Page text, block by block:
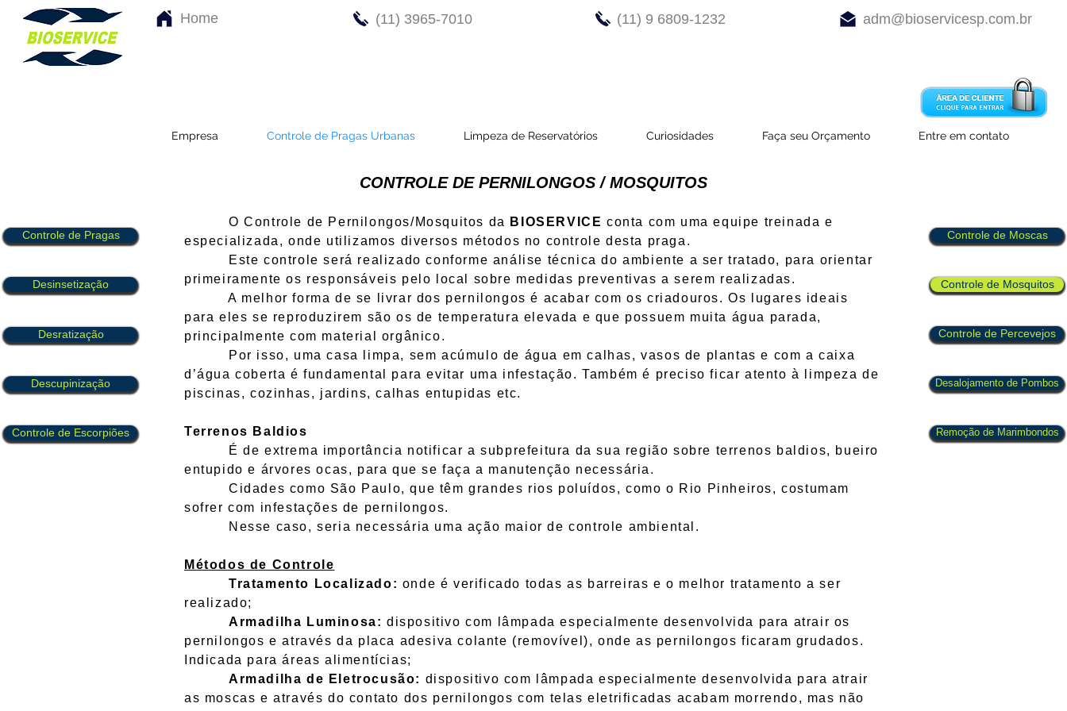
Home (11) 3965-7010 (11) 9 6809-1232 adm@bioservicesp.com.br
Empresa Controle de Pragas Urbanas Limpeza de Reservatórios Curiosidades Faça seu Orçamento Entre em contato
Controle de Pragas
Desinsetização
Desratização
Descupinização
Controle de Escorpiões
CONTROLE DE PERNILONGOS / MOSQUITOS
O Controle de Pernilongos/Mosquitos da BIOSERVICE conta com uma equipe treinada e
especializada, onde utilizamos diversos métodos no controle desta praga.
Este controle será realizado conforme análise técnica do ambiente a ser tratado, para orientar
primeiramente os responsáveis pelo local sobre medidas preventivas a serem realizadas.
A melhor forma de se livrar dos pernilongos é acabar com os criadouros. Os lugares ideais
para eles se reproduzirem são os de temperatura elevada e que possuem muita água parada,
principalmente com material orgânico.
Por isso, uma casa limpa, sem acúmulo de água em calhas, vasos de plantas e com a caixa
d’água coberta é fundamental para evitar uma infestação. Também é preciso ficar atento à limpeza de
piscinas, cozinhas, jardins, calhas entupidas etc.
Terrenos Baldios
É de extrema importância notificar a subprefeitura da sua região sobre terrenos baldios, bueiro
entupido e árvores ocas, para que se faça a manutenção necessária.
Cidades como São Paulo, que têm grandes rios poluídos, como o Rio Pinheiros, costumam
sofrer com infestações de pernilongos.
Nesse caso, seria necessária uma ação maior de controle ambiental.
Métodos de Controle
Tratamento Localizado: onde é verificado todas as barreiras e o melhor tratamento a ser
realizado;
Armadilha Luminosa: dispositivo com lâmpada especialmente desenvolvida para atrair os
pernilongos e através da placa adesiva colante (removível), onde as pernilongos ficaram grudados.
Indicada para áreas alimentícias;
Armadilha de Eletrocusão: dispositivo com lâmpada especialmente desenvolvida para atrair
as moscas e através do contato dos pernilongos com telas eletrificadas acabam morrendo, mas não
Controle de Moscas
Controle de Mosquitos
Controle de Percevejos
Desalojamento de Pombos
Remoção de Marimbondos